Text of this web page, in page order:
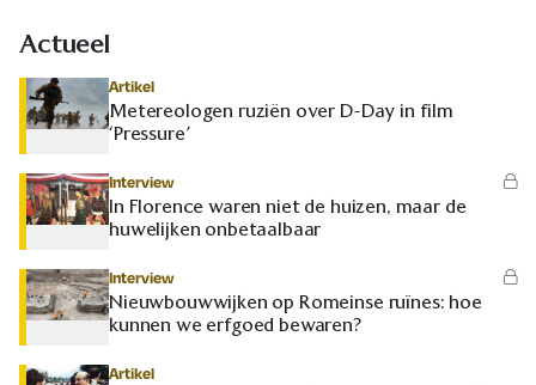
Actueel
Artikel
Metereologen ruziën over D-Day in film
‘Pressure’
Interview
In Florence waren niet de huizen, maar de
huwelijken onbetaalbaar
Interview
Nieuwbouwwijken op Romeinse ruïnes: hoe
kunnen we erfgoed bewaren?
Artikel